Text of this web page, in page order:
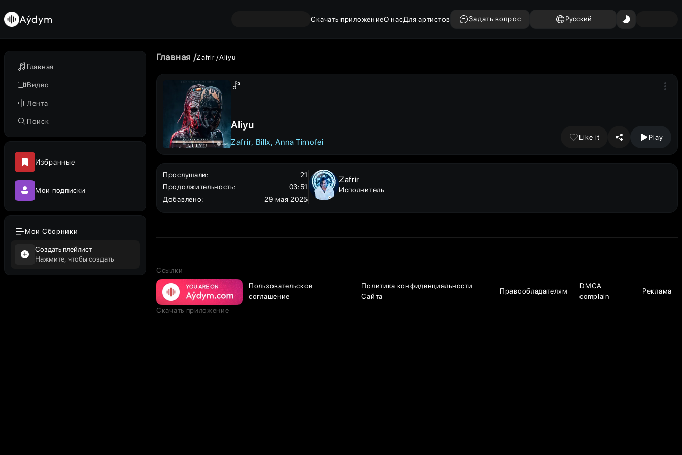
Главная
Видео
Лента
Поиск
Избранные
Мои подписки
Мои Сборники
Создать плейлист
Нажмите, чтобы создать
Aýdym Скачать приложениеО насДля артистов Задать вопрос Русский
Главная Zafrir Aliyu
Aliyu
Zafrir Billx Anna Timofei
Like it Play
Прослушали:
21
Продолжительность:
03:51
Добавлено: 29 мая 2025
Zafrir
Исполнитель
Ссылки
Пользовательское
соглашение
Политика конфиденциальности
Сайта
Правообладателям
DMCA
complain
Реклама
Скачать приложение